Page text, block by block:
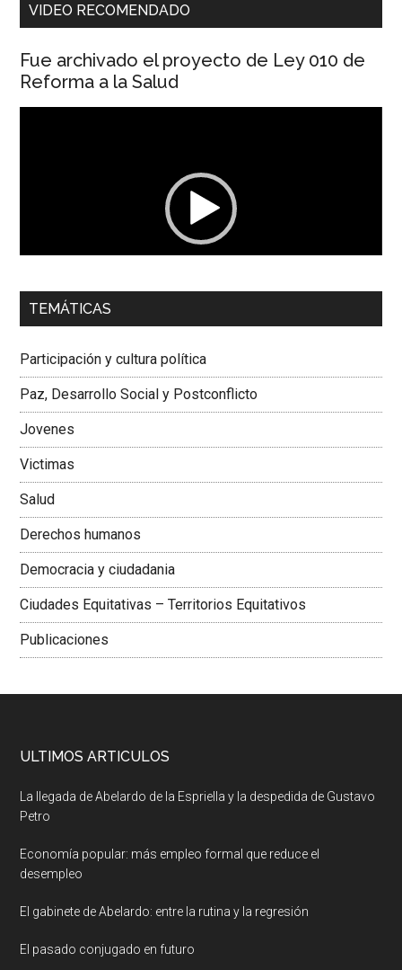
VIDEO RECOMENDADO
Fue archivado el proyecto de Ley 010 de
Reforma a la Salud
00:00 01:04
Dra. Carolina Corcho Mejía,Presidenta Corporación
Colombiana
TEMÁTICAS
Participación y cultura política
Paz, Desarrollo Social y Postconflicto
Jovenes
Victimas
Salud
Derechos humanos
Democracia y ciudadania
Ciudades Equitativas – Territorios Equitativos
Publicaciones
ULTIMOS ARTICULOS
La llegada de Abelardo de la Espriella y la despedida de Gustavo
Petro
Economía popular: más empleo formal que reduce el
desempleo
El gabinete de Abelardo: entre la rutina y la regresión
El pasado conjugado en futuro